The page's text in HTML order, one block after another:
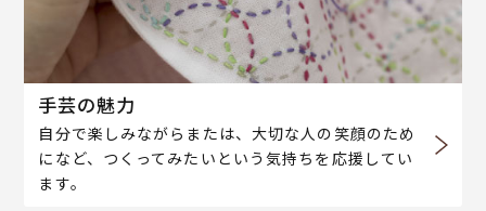
手芸の魅力
自分で楽しみながらまたは、大切な人の笑顔のため
になど、つくってみたいという気持ちを応援してい
ます。